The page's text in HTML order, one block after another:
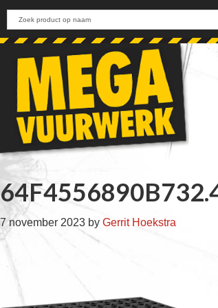
primary
navigation
main
content
primary
sidebar
footer
7 november 2023 by Gerrit Hoekstra